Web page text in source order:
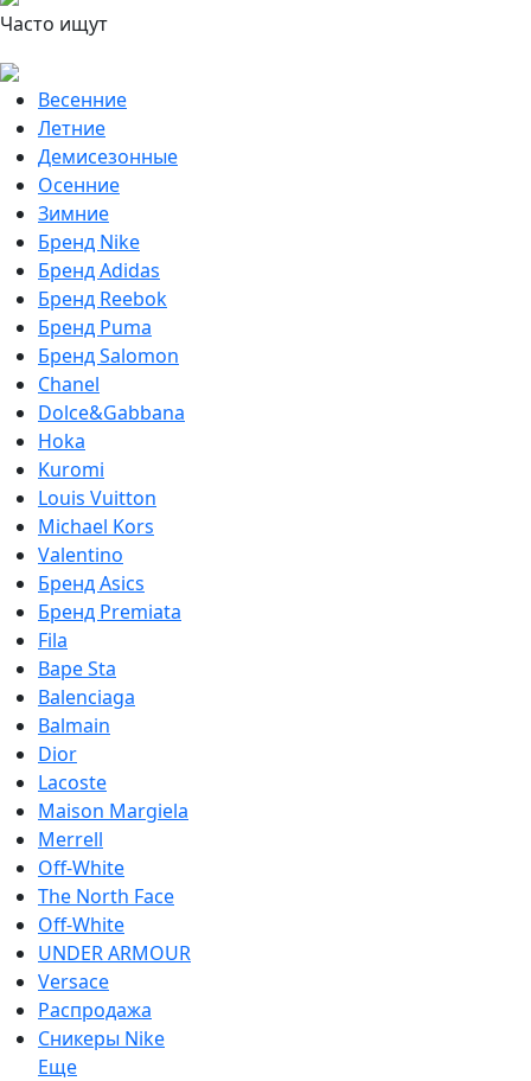
Часто ищут
Весенние
Летние
Демисезонные
Осенние
Зимние
Бренд Nike
Бренд Adidas
Бренд Reebok
Бренд Puma
Бренд Salomon
Chanel
Dolce&Gabbana
Hoka
Kuromi
Louis Vuitton
Michael Kors
Valentino
Бренд Asics
Бренд Premiata
Fila
Bape Sta
Balenciaga
Balmain
Dior
Lacoste
Maison Margiela
Merrell
Off-White
The North Face
Off-White
UNDER ARMOUR
Versace
Распродажа
Сникеры Nike
Еще